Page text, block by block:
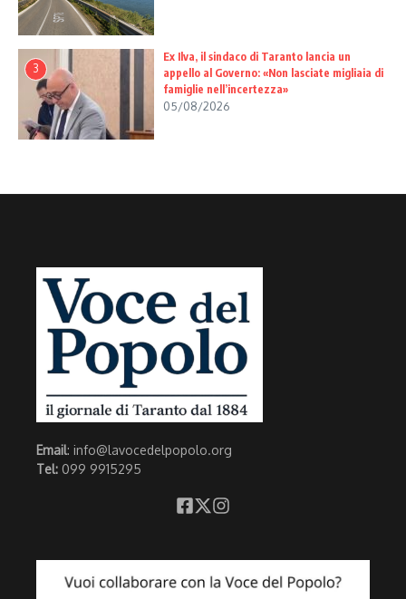
3
Ex Ilva, il sindaco di Taranto lancia un
appello al Governo: «Non lasciate migliaia di
famiglie nell’incertezza»
05/08/2026
Email: info@lavocedelpopolo.org
Tel: 099 9915295